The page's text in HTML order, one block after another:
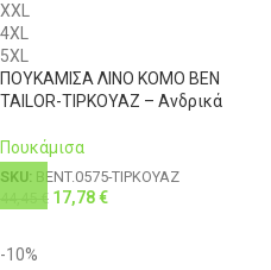
XXL
4XL
5XL
ΠΟΥΚΑΜΙΣΑ ΛΙΝΟ KOMO BEN
TAILOR-ΤΙΡΚΟΥΑΖ – Ανδρικά
Πουκάμισα
SKU: BENT.0575-ΤΙΡΚΟΥΑΖ
€ 17,78€
-10%